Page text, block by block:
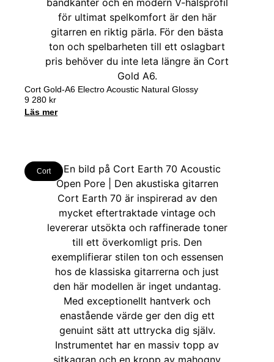
Cort Gold-A6 Electro Acoustic Natural Glossy
9 280 kr
Läs mer
Cort